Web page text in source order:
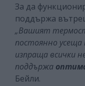
За да
поддържа
„Вашият
постоянно
изпраща всички
поддържа
Бейли.